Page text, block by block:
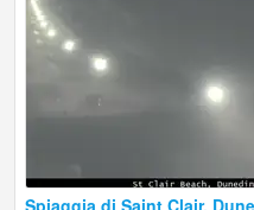
Spiaggia di Saint Clair,